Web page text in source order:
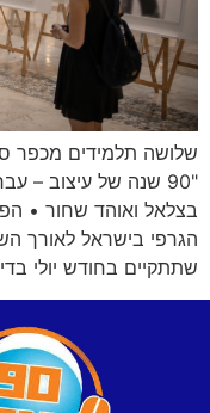
שלושה תלמידים מכפר
"90 שנה של עיצוב –
בצלאל ואוהד שחור •
הגרפי בישראל לאורך
שתתקיים בחודש יולי